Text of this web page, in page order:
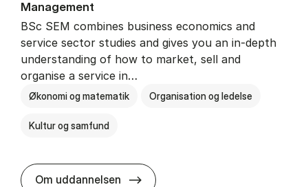
Man­age­ment
BSc SEM combines business economics and
service sector studies and gives you an in-depth
understanding of how to market, sell and
organise a service in…
Økonomi og matematik Organisation og ledelse
Kultur og samfund
Om uddannelsen BSc in Busi­ness Ad­min­is­tra­tion